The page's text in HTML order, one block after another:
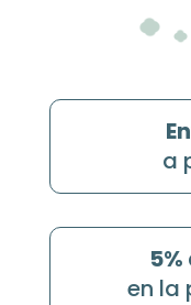
a
en la